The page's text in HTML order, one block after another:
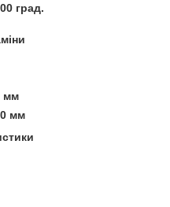
град.
мм
мм